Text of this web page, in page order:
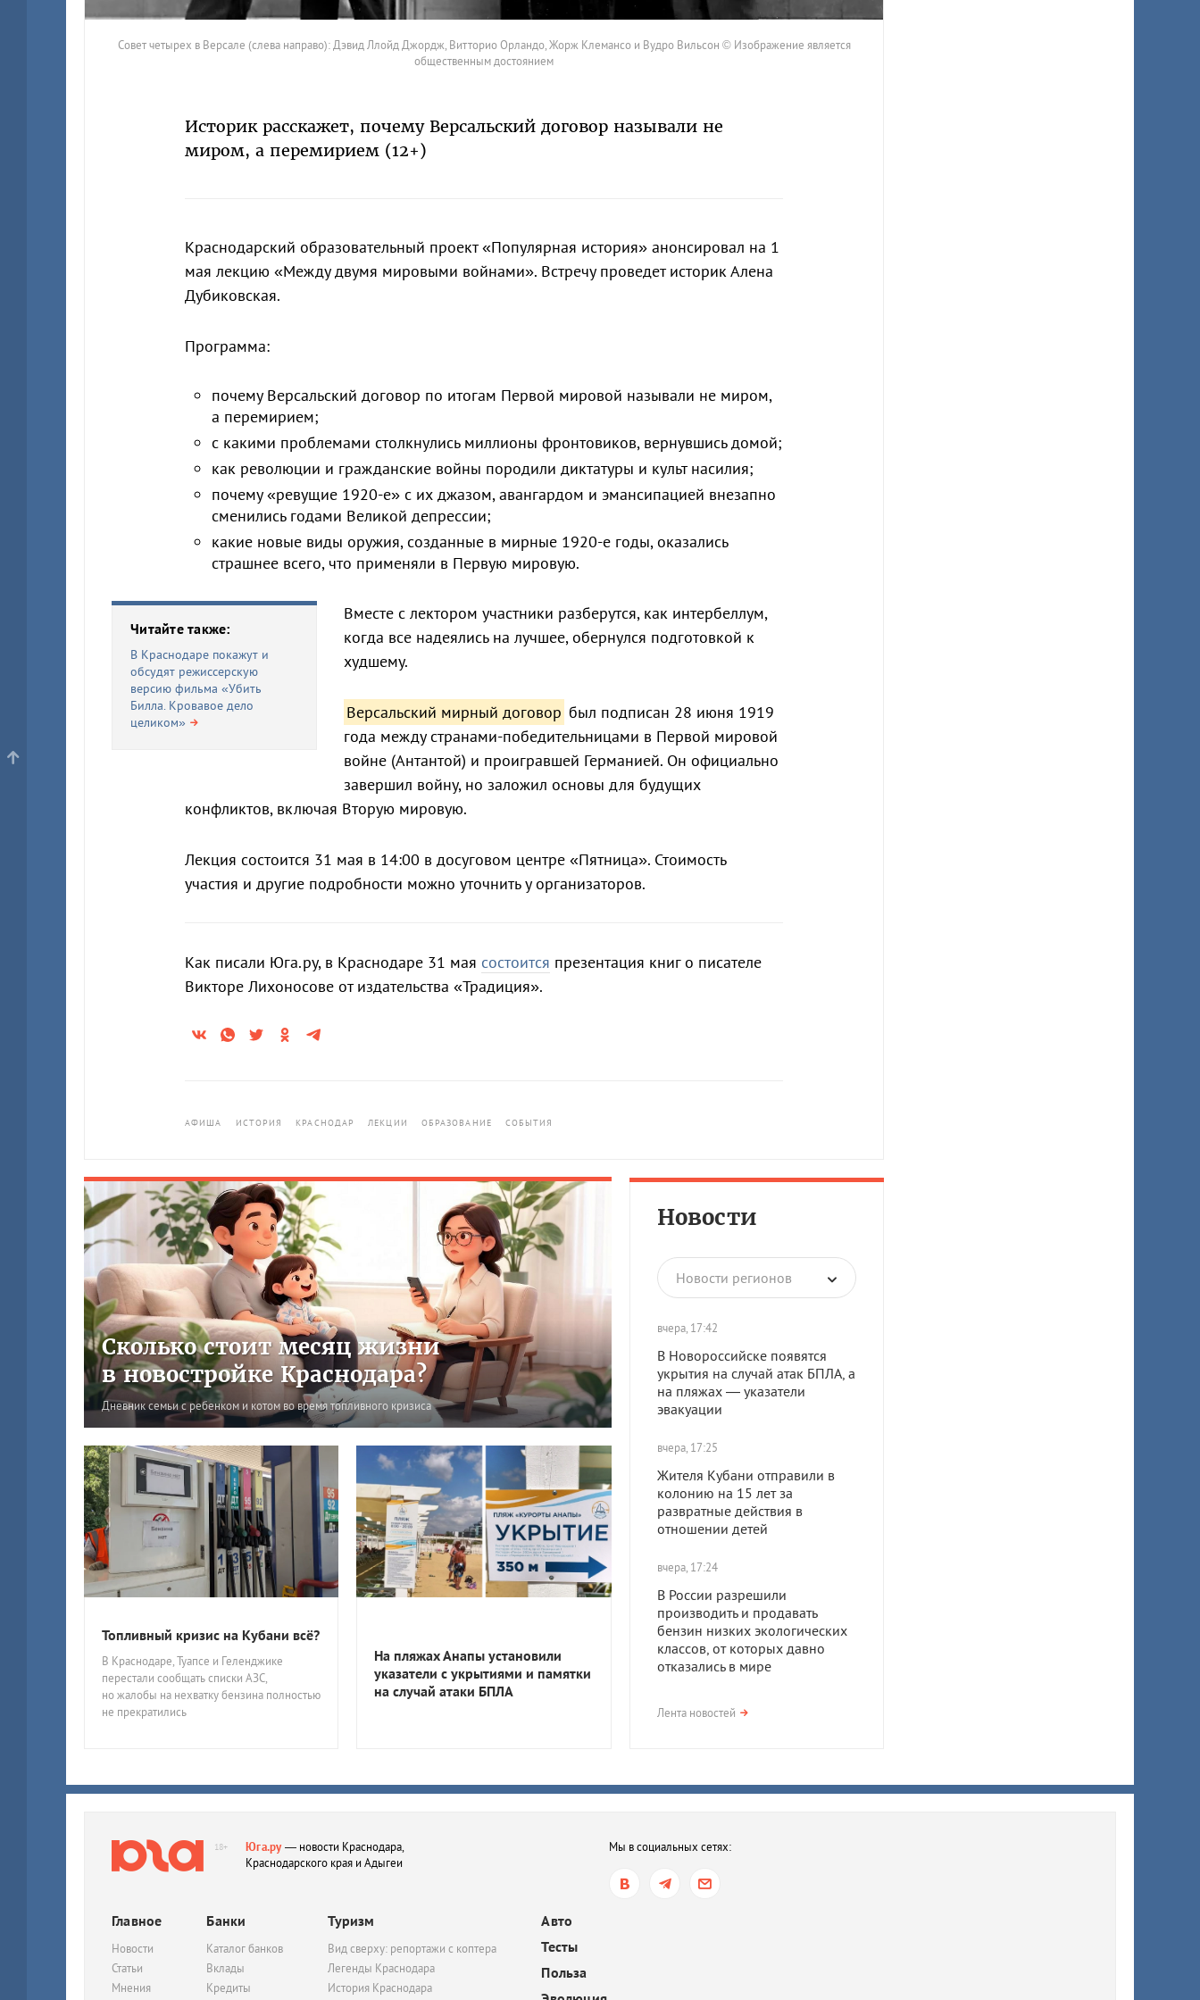
Совет четырех в Версале (слева направо): Дэвид Ллойд Джордж, Витторио Орландо, Жорж Клемансо и Вудро Вильсон © Изображение является
общественным достоянием
Историк расскажет, почему Версальский договор называли не
миром, а перемирием (12+)
Краснодарский образовательный проект «Популярная история» анонсировал на 1
мая лекцию «Между двумя мировыми войнами». Встречу проведет историк Алена
Дубиковская.
Программа:
почему Версальский договор по итогам Первой мировой называли не миром,
а перемирием;
с какими проблемами столкнулись миллионы фронтовиков, вернувшись домой;
как революции и гражданские войны породили диктатуры и культ насилия;
почему «ревущие 1920-е» с их джазом, авангардом и эмансипацией внезапно
сменились годами Великой депрессии;
какие новые виды оружия, созданные в мирные 1920-е годы, оказались
страшнее всего, что применяли в Первую мировую.
Читайте также:
В Краснодаре покажут и
обсудят режиссерскую
версию фильма «Убить
Билла. Кровавое дело
целиком»
Вместе с лектором участники разберутся, как интербеллум,
когда все надеялись на лучшее, обернулся подготовкой к
худшему.
Версальский мирный договор был подписан 28 июня 1919
года между странами-победительницами в Первой мировой
войне (Антантой) и проигравшей Германией. Он официально
завершил войну, но заложил основы для будущих
конфликтов, включая Вторую мировую.
Лекция состоится 31 мая в 14:00 в досуговом центре «Пятница». Стоимость
участия и другие подробности можно уточнить у организаторов.
Как писали Юга.ру, в Краснодаре 31 мая состоится презентация книг о писателе
Викторе Лихоносове от издательства «Традиция».
АФИША ИСТОРИЯ КРАСНОДАР ЛЕКЦИИ ОБРАЗОВАНИЕ СОБЫТИЯ
Новости
Новости регионов
вчера, 17:42
В Новороссийске появятся
укрытия на случай атак БПЛА, а
на пляжах — указатели
эвакуации
вчера, 17:25
Жителя Кубани отправили в
колонию на 15 лет за
развратные действия в
отношении детей
вчера, 17:24
В России разрешили
производить и продавать
бензин низких экологических
классов, от которых давно
отказались в мире
вчера, 17:23
после семейной ссоры
В Ростове-на-Дону хотят
электросамокатов
Лента новостей
Сколько стоит месяц жизни
в новостройке Краснодара?
Дневник семьи с ребенком и котом во время топливного кризиса
Топливный кризис на Кубани всё?
В Краснодаре, Туапсе и Геленджике
перестали сообщать списки АЗС,
но жалобы на нехватку бензина полностью
не прекратились
На пляжах Анапы установили
указатели с укрытиями и памятки
на случай атаки БПЛА
18+ Юга.ру— новости Краснодара,
Краснодарского края и Адыгеи
Мы в социальных сетях:
Главное
Новости
Статьи
Мнения
Банки
Каталог банков
Вклады
Кредиты
Туризм
Вид сверху: репортажи с коптера
Легенды Краснодара
История Краснодара
Авто
Тесты
Польза